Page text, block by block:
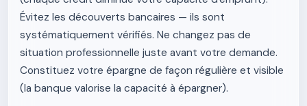
Évitez les découverts bancaires — ils sont
systématiquement vérifiés. Ne changez pas de
situation professionnelle juste avant votre demande.
Constituez votre épargne de façon régulière et visible
(la banque valorise la capacité à épargner).